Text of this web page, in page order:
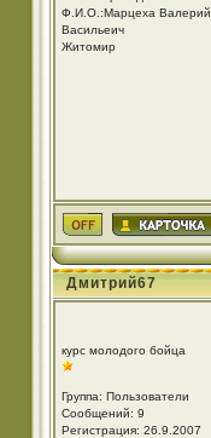
Ф.И.О.:Марцеха Валерий
Васильеич
Житомир
Дмитрий67
курс молодого бойца
Группа: Пользователи
Сообщений: 9
Регистрация: 26.9.2007